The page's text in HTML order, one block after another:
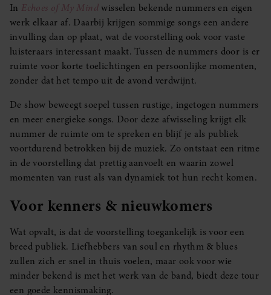
In Echoes of My Mindwisselen bekende nummers en eigen
werk elkaar af. Daarbij krijgen sommige songs een andere
invulling dan op plaat, wat de voorstelling ook voor vaste
luisteraars interessant maakt. Tussen de nummers door is er
ruimte voor korte toelichtingen en persoonlijke momenten,
zonder dat het tempo uit de avond verdwijnt.
De show beweegt soepel tussen rustige, ingetogen nummers
en meer energieke songs. Door deze afwisseling krijgt elk
nummer de ruimte om te spreken en blijf je als publiek
voortdurend betrokken bij de muziek. Zo ontstaat een ritme
in de voorstelling dat prettig aanvoelt en waarin zowel
momenten van rust als van dynamiek tot hun recht komen.
Voor kenners & nieuwkomers
Wat opvalt, is dat de voorstelling toegankelijk is voor een
breed publiek. Liefhebbers van soul en rhythm & blues
zullen zich er snel in thuis voelen, maar ook voor wie
minder bekend is met het werk van de band, biedt deze tour
een goede kennismaking.